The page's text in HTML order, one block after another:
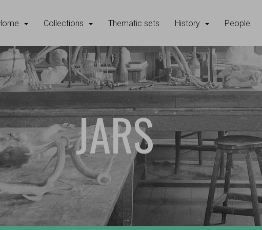
Collections Thematic sets History People
JARS